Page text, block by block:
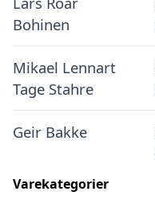
Bohinen
Mikael Lennart
Tage Stahre
Geir Bakke
Varekategorier